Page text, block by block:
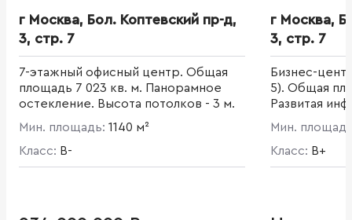
г Москва, Бол. Коптевский пр-д,
3, стр. 7
7-этажный офисный центр. Общая
площадь 7 023 кв. м. Панорамное
остекление. Высота потолков - 3 м.
Мин. площадь: 1140 м²
Класс: B-
г Москва,
3, стр. 7
Бизнес-
5). Общая
Развитая
магазины,
банкоматы,
связи.
Мин.
Класс: B+